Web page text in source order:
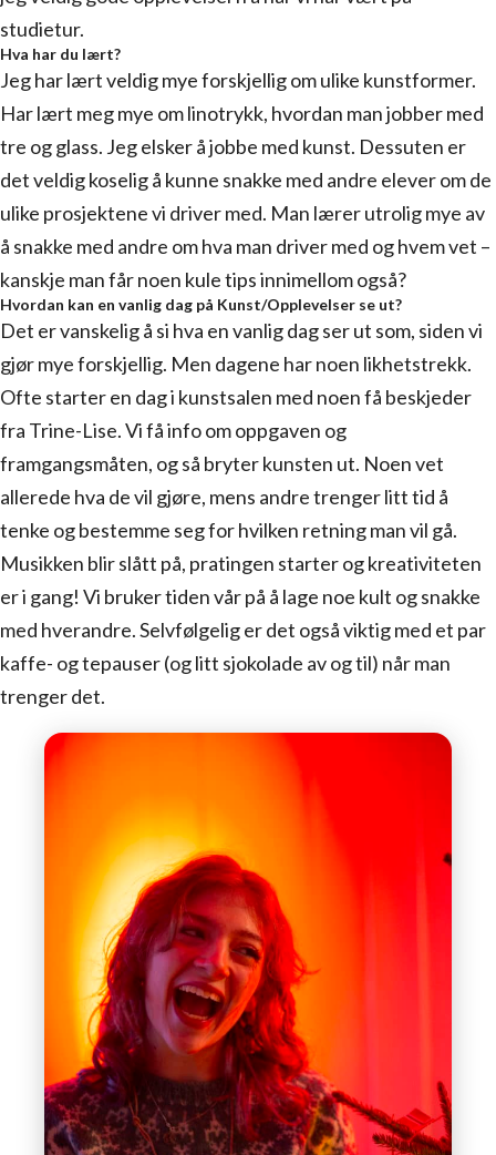
studietur.
Hva har du lært?
Jeg har lært veldig mye forskjellig om ulike kunstformer.
Har lært meg mye om linotrykk, hvordan man jobber med
tre og glass. Jeg elsker å jobbe med kunst. Dessuten er
det veldig koselig å kunne snakke med andre elever om de
ulike prosjektene vi driver med. Man lærer utrolig mye av
å snakke med andre om hva man driver med og hvem vet –
kanskje man får noen kule tips innimellom også?
Hvordan kan en vanlig dag på Kunst/Opplevelser se ut?
Det er vanskelig å si hva en vanlig dag ser ut som, siden vi
gjør mye forskjellig. Men dagene har noen likhetstrekk.
Ofte starter en dag i kunstsalen med noen få beskjeder
fra Trine-Lise. Vi få info om oppgaven og
framgangsmåten, og så bryter kunsten ut. Noen vet
allerede hva de vil gjøre, mens andre trenger litt tid å
tenke og bestemme seg for hvilken retning man vil gå.
Musikken blir slått på, pratingen starter og kreativiteten
er i gang! Vi bruker tiden vår på å lage noe kult og snakke
med hverandre. Selvfølgelig er det også viktig med et par
kaffe- og tepauser (og litt sjokolade av og til) når man
trenger det.